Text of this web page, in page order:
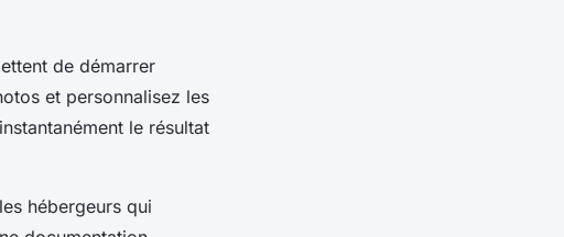
de démarrer
et personnalisez les
le résultat
hébergeurs qui